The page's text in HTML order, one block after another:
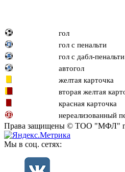
гол
гол с пенальти
гол с дабл-пенальти
автогол
желтая карточка
вторая желтая
красная карточка
нереализованный
Права защищены © ТОО "МФЛ" г.
Мы в соц. сетях: